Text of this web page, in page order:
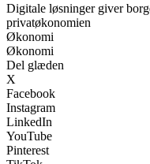
Digitale løsninger giver
privatøkonomien
Økonomi
Økonomi
Del glæden
X
Facebook
Instagram
LinkedIn
YouTube
Pinterest